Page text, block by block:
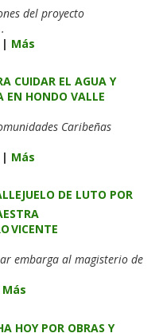
del proyecto
| Más
CUIDAR EL AGUA Y
EN HONDO VALLE
Caribeñas
| Más
DE LUTO POR
VICENTE
embarga al magisterio de
Más
HOY POR OBRAS Y